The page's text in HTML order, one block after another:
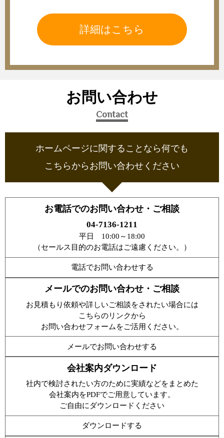
詳細はこちら
お問い合わせ
Contact
ホームページに関することなら何でも
こちらからお問い合わせください
お電話でのお問い合わせ・ご相談
04-7136-1211
平日 10:00～18:00
（セールス目的のお電話はご遠慮ください。）
電話でお問い合わせする
メールでのお問い合わせ・ご相談
お見積もり依頼や詳しいご相談をされたい場合には
こちらのリンクから
お問い合わせフォームをご活用ください。
メールでお問い合わせする
会社案内ダウンロード
社内で検討されたい方のために実績などをまとめた
会社案内をPDFでご用意しています。
ご自由にダウンロードください
ダウンロードする